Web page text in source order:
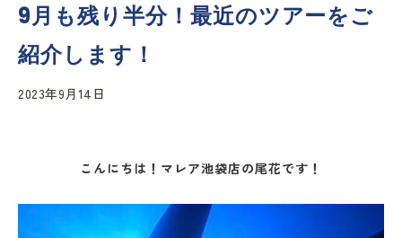
9月も残り半分！最近のツアーをご
紹介します！
2023年9月14日
こんにちは！マレア池袋店の尾花です！